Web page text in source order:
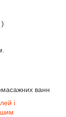
)
ванн
і